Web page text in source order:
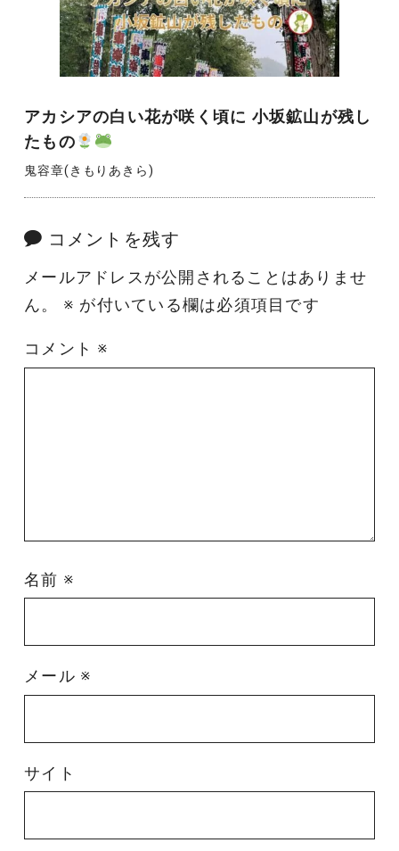
アカシアの白い花が咲く頃に 小坂鉱山が残し
たもの
鬼容章(きもりあきら)
コメントを残す
メールアドレスが公開されることはありませ
ん。
※ が付いている欄は必須項目です
コメント ※
名前 ※
メール ※
サイト